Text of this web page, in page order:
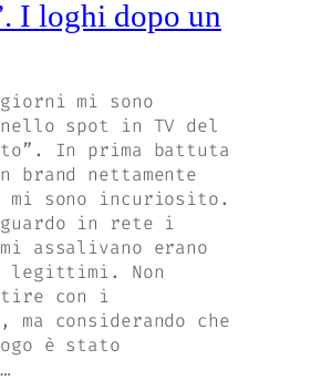
I loghi dopo un
mi sono
spot in TV del
In prima battuta
brand nettamente
mi sono incuriosito.
in rete i
assalivano erano
legittimi. Non
con i
considerando che
è stato